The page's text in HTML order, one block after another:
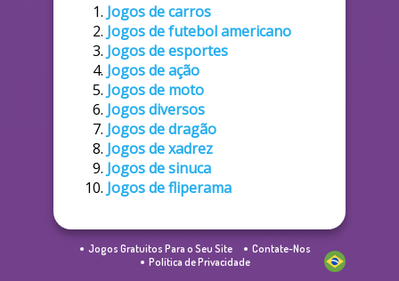
Jogos de carros
Jogos de futebol americano
Jogos de esportes
Jogos de ação
Jogos de moto
Jogos diversos
Jogos de dragão
Jogos de xadrez
Jogos de sinuca
Jogos de fliperama
Jogos Gratuitos Para o Seu Site
Contate-Nos
Política de Privacidade